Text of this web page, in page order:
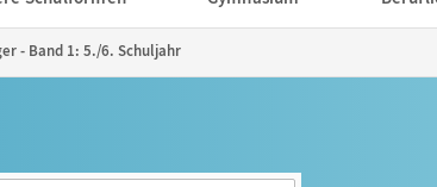
- Band 1: 5./6. Schuljahr